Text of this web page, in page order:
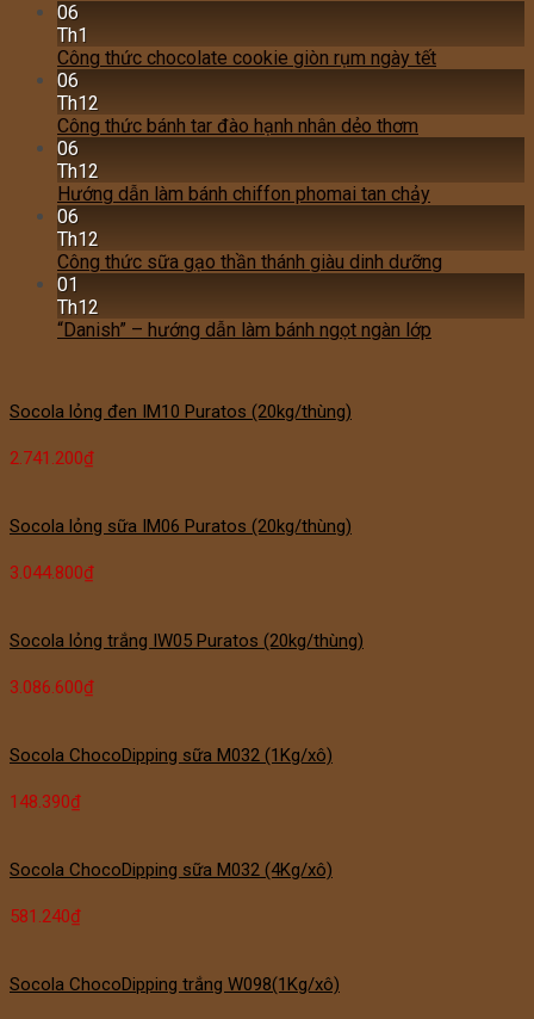
06
Th1
Công thức chocolate cookie giòn rụm ngày tết
06
Th12
Công thức bánh tar đào hạnh nhân dẻo thơm
06
Th12
Hướng dẫn làm bánh chiffon phomai tan chảy
06
Th12
Công thức sữa gạo thần thánh giàu dinh dưỡng
01
Th12
“Danish” – hướng dẫn làm bánh ngọt ngàn lớp
Socola lỏng đen IM10 Puratos (20kg/thùng)
2.741.200₫
Socola lỏng sữa IM06 Puratos (20kg/thùng)
3.044.800₫
Socola lỏng trắng IW05 Puratos (20kg/thùng)
3.086.600₫
Socola ChocoDipping sữa M032 (1Kg/xô)
148.390₫
Socola ChocoDipping sữa M032 (4Kg/xô)
581.240₫
Socola ChocoDipping trắng W098(1Kg/xô)